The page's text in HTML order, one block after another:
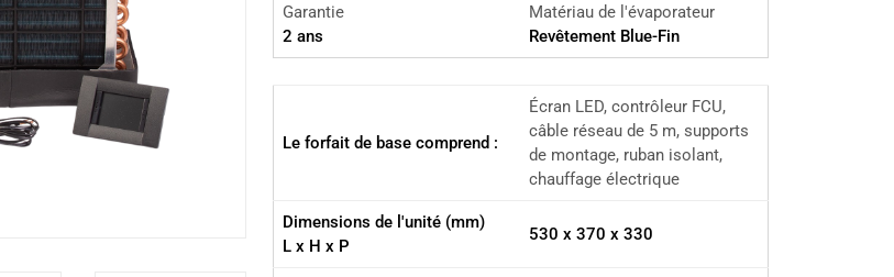
Garantie
2 ans
Matériau de l'évaporateur
Revêtement Blue-Fin
Le forfait de base comprend :
Écran LED, contrôleur FCU,
câble réseau de 5 m, supports
de montage, ruban isolant,
chauffage électrique
Dimensions de l'unité (mm)
L x H x P
530 x 370 x 330